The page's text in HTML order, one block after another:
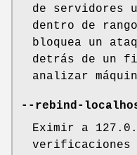
de servidores
dentro de
bloquea un
detrás de un
analizar
--rebind-
Eximir a
verificaciones